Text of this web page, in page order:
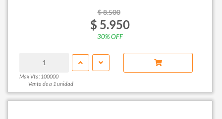
$ 8.500
$ 5.950
30% OFF
Max Vta: 100000
Venta de a 1 unidad